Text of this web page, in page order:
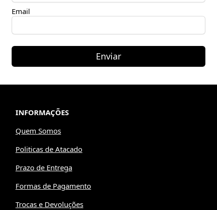
Email
Enviar
INFORMAÇÕES
Quem Somos
Politicas de Atacado
Prazo de Entrega
Formas de Pagamento
Trocas e Devoluções